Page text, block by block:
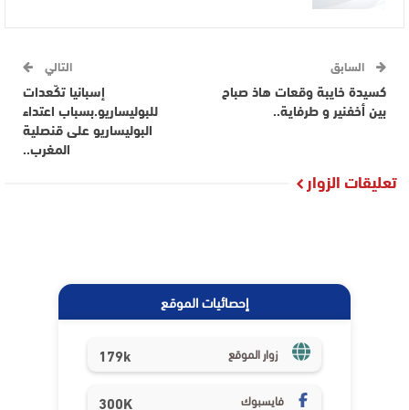
السابق
كسيدة خايبة وقعات هاذ صباح
بين أخفنير و طرفاية..
التالي
إسبانيا تكّعدات
للبوليساريو.بسباب اعتداء
البوليساريو على قنصلية
المغرب..
تعليقات الزوار
إحصائيات الموقع
زوار الموقع 179k
فايسبوك 300K